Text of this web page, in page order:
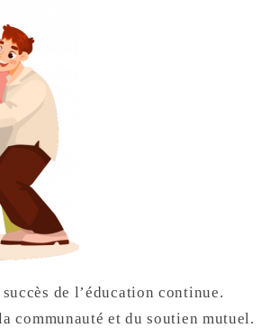
de l’éducation continue.
communauté et du soutien mutuel.